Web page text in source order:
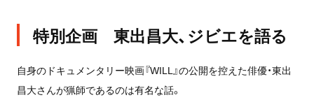
特別企画 東出昌大、ジビエを語る
自身のドキュメンタリー映画『WILL』の公開を控えた俳優・東出
昌大さんが猟師であるのは有名な話。